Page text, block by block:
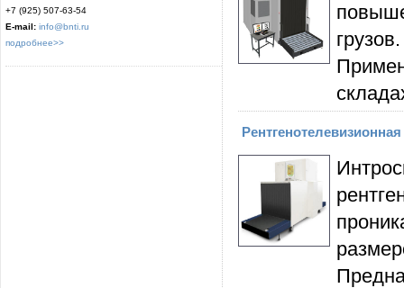
+7 (925) 507-63-54
E-mail: info@bnti.ru
подробнее>>